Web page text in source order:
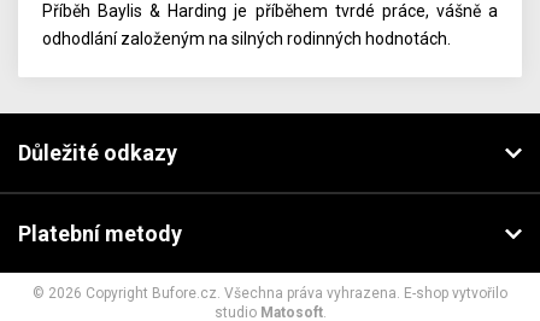
Příběh Baylis & Harding je příběhem tvrdé práce, vášně a
odhodlání založeným na silných rodinných hodnotách.
Důležité odkazy
Platební metody
© 2026 Copyright Bufore.cz. Všechna práva vyhrazena. E-shop vytvořilo
studio Matosoft.